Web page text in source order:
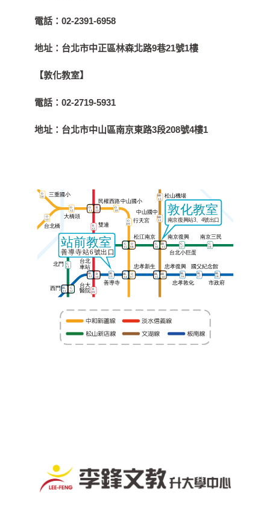
電話：02-2391-6958
地址： 台北市中正區林森北路9巷21號1樓
【敦化教室】
電話：02-2719-5931
地址： 台北市中山區南京東路3段208號4樓1